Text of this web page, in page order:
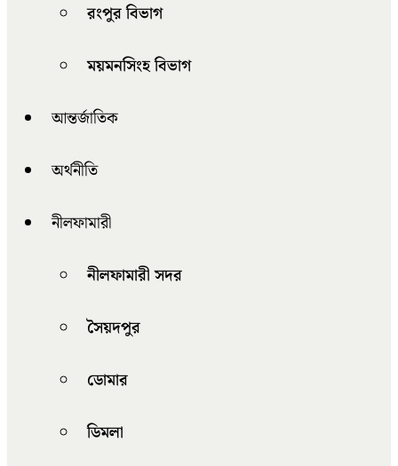
রংপুর বিভাগ
ময়মনসিংহ বিভাগ
আন্তর্জাতিক
অর্থনীতি
নীলফামারী
নীলফামারী সদর
সৈয়দপুর
ডোমার
ডিমলা